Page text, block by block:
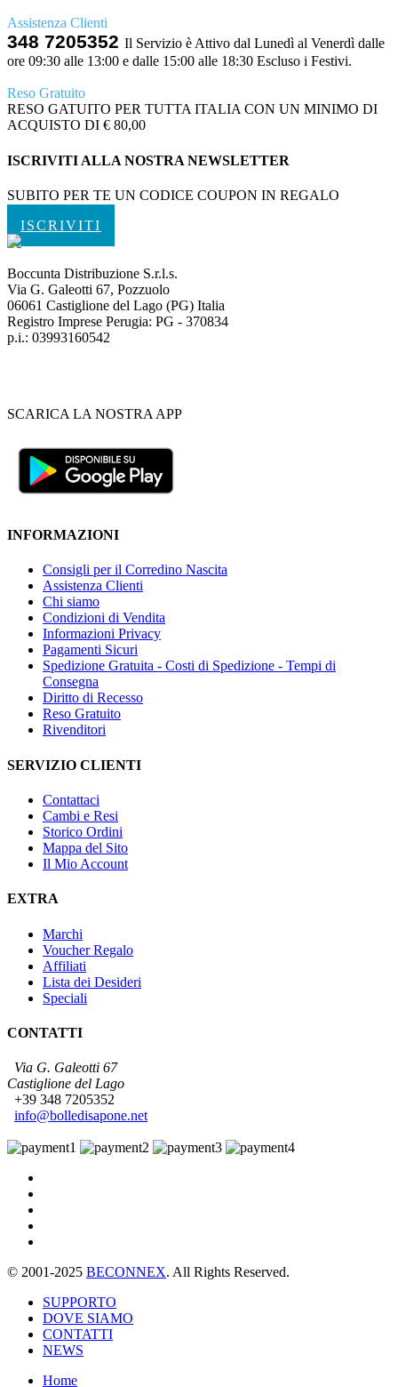
Assistenza Clienti
348 7205352 Il Servizio è Attivo dal Lunedì al Venerdì dalle
ore 09:30 alle 13:00 e dalle 15:00 alle 18:30 Escluso i Festivi.
Reso Gratuito
RESO GATUITO PER TUTTA ITALIA CON UN MINIMO DI
ACQUISTO DI € 80,00
ISCRIVITI ALLA NOSTRA NEWSLETTER
SUBITO PER TE UN CODICE COUPON IN REGALO
ISCRIVITI
Boccunta Distribuzione S.r.l.s.
Via G. Galeotti 67, Pozzuolo
06061 Castiglione del Lago (PG) Italia
Registro Imprese Perugia: PG - 370834
p.i.: 03993160542
SCARICA LA NOSTRA APP
INFORMAZIONI
Consigli per il Corredino Nascita
Assistenza Clienti
Chi siamo
Condizioni di Vendita
Informazioni Privacy
Pagamenti Sicuri
Spedizione Gratuita - Costi di Spedizione - Tempi di
Consegna
Diritto di Recesso
Reso Gratuito
Rivenditori
SERVIZIO CLIENTI
Contattaci
Cambi e Resi
Storico Ordini
Mappa del Sito
Il Mio Account
EXTRA
Marchi
Voucher Regalo
Affiliati
Lista dei Desideri
Speciali
CONTATTI
Via G. Galeotti 67
Castiglione del Lago
+39 348 7205352
info@bolledisapone.net
© 2001-2025 BECONNEX. All Rights Reserved.
SUPPORTO
DOVE SIAMO
CONTATTI
NEWS
Home